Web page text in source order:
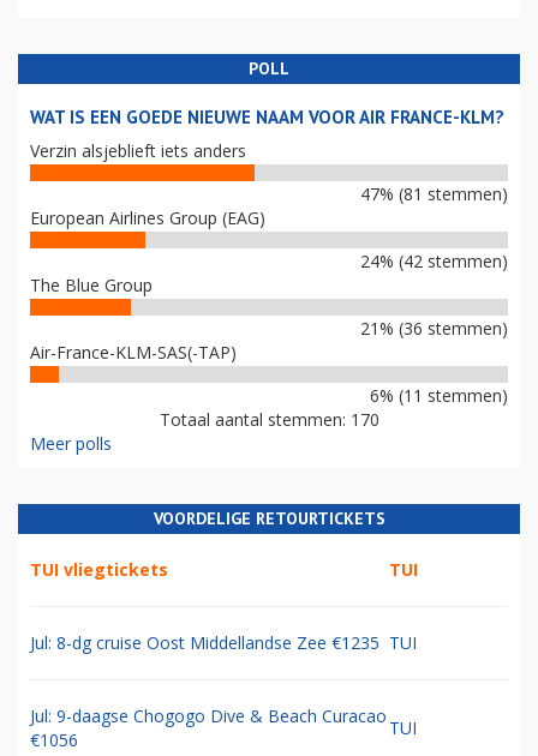
POLL
WAT IS EEN GOEDE NIEUWE NAAM VOOR AIR FRANCE-KLM?
Verzin alsjeblieft iets anders
47% (81 stemmen)
European Airlines Group (EAG)
24% (42 stemmen)
The Blue Group
21% (36 stemmen)
Air-France-KLM-SAS(-TAP)
6% (11 stemmen)
Totaal aantal stemmen: 170
Meer polls
VOORDELIGE RETOURTICKETS
TUI vliegtickets TUI
Jul: 8-dg cruise Oost Middellandse Zee €1235 TUI
Jul: 9-daagse Chogogo Dive & Beach Curacao
€1056
TUI